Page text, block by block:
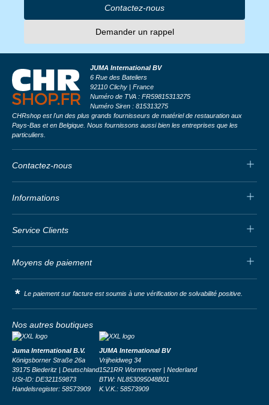
Contactez-nous
Demander un rappel
JUMA International BV
6 Rue des Bateliers
92110 Clichy | France
Numéro de TVA : FR59815313275
Numéro Siren : 815313275
CHRshop est l'un des plus grands fournisseurs de matériel de restauration aux
Pays-Bas et en Belgique. Nous fournissons aussi bien les entreprises que les
particuliers.
Contactez-nous
Informations
Service Clients
Moyens de paiement
* Le paiement sur facture est soumis à une vérification de solvabilité positive.
Nos autres boutiques
Juma International B.V.
Königsborner Straße 26a
39175 Biederitz | Deutschland
USt-ID: DE321159873
Handelsregister: 58573909
JUMA International BV
Vrijheidweg 34
1521RR Wormerveer | Nederland
BTW: NL853095048B01
K.V.K.: 58573909